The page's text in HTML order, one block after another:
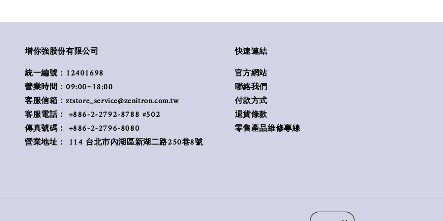
增你強股份有限公司
統一編號：12401698
營業時間：09:00~18:00
客服信箱：ztstore_service@zenitron.com.tw
客服電話： +886-2-2792-8788 #502
傳真號碼： +886-2-2796-8080
營業地址： 114 台北市內湖區新湖二路250巷8號
快速連結
官方網站
聯絡我們
付款方式
退貨條款
零售產品維修專線